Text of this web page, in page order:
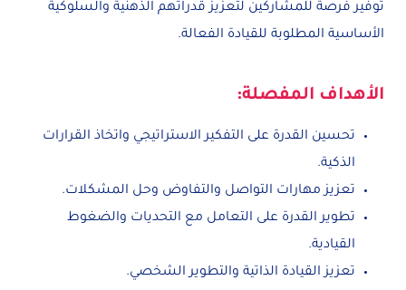
توفير فرصة للمشاركين لتعزيز قدراتهم الذهنية والسلوكية
الأساسية المطلوبة للقيادة الفعالة.
الأهداف المفصلة:
تحسين القدرة على التفكير الاستراتيجي واتخاذ القرارات
الذكية.
تعزيز مهارات التواصل والتفاوض وحل المشكلات.
تطوير القدرة على التعامل مع التحديات والضغوط
القيادية.
تعزيز القيادة الذاتية والتطوير الشخصي.